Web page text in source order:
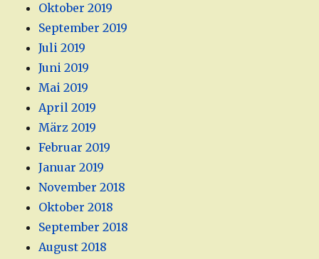
Oktober 2019
September 2019
Juli 2019
Juni 2019
Mai 2019
April 2019
März 2019
Februar 2019
Januar 2019
November 2018
Oktober 2018
September 2018
August 2018